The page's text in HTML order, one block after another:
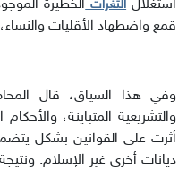
استغلال الثغرات الخطيرة
قمع واضطهاد الأقليات
وفي هذا السياق، قال
والتشريعية المتباينة،
أثرت على القوانين بشكل
ديانات أخرى غير الإسلام.